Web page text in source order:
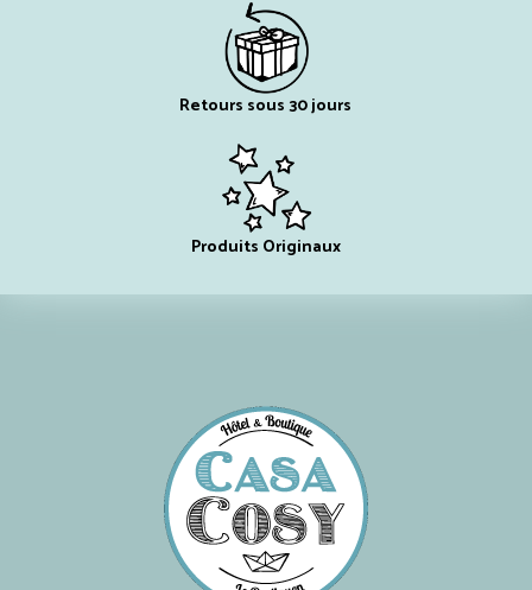
Retours sous 30 jours
Produits Originaux